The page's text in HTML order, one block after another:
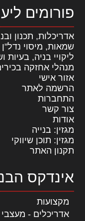
פורומים
אדריכלות, תכנון
שמאות, מיסוי נדל"ן
ליקויי בניה, בעיות
מנהלי אחזקה
אזור אישי
הרשמה לאתר
התחברות
צור קשר
אודות
מגזין: בנייה
מגזין: תוכן שיווקי
תקנון האתר
אינדקס
מקצועות
אדריכלים - מעצבי